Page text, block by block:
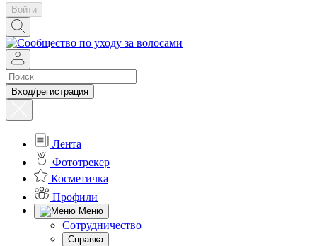
Войти
Вход/регистрация
Лента
Фототрекер
Косметичка
Профили
Меню
Сотрудничество
Справка